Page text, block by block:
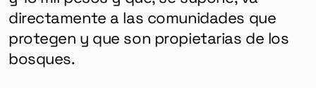
directamente a las comunidades que
protegen y que son propietarias de los
bosques.